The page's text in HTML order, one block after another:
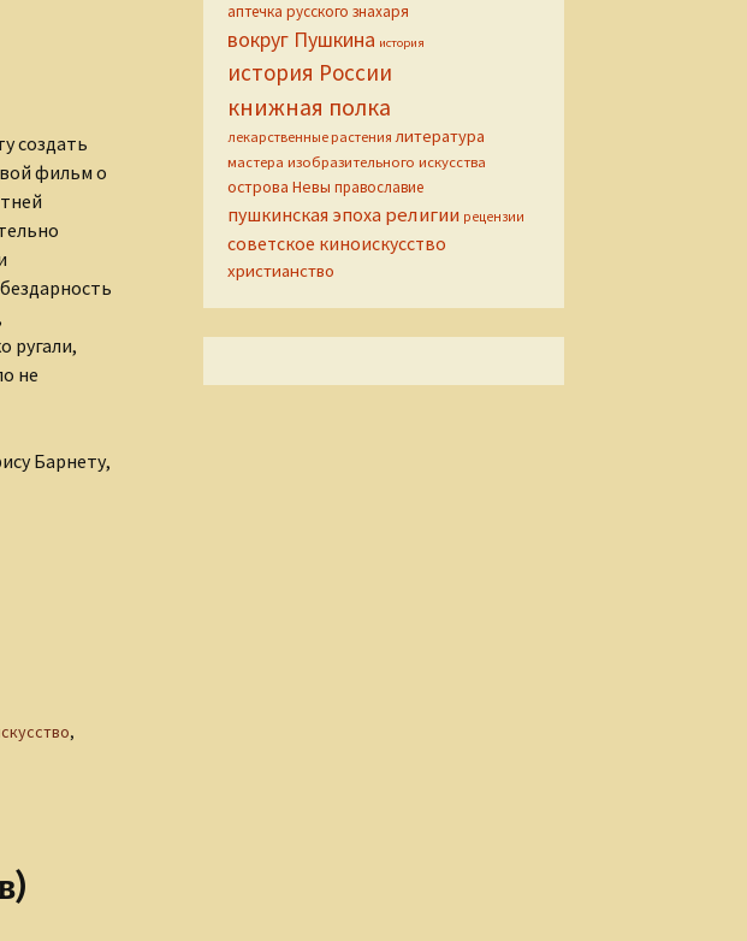
создать
фильм о
ругали,
не
Барнету,
1933 г.
,
аптечка русского знахаря
вокруг Пушкина история
история России
книжная полка
лекарственные растения литература
мастера изобразительного искусства
острова Невы православие
пушкинская эпоха религии рецензии
советское киноискусство
христианство